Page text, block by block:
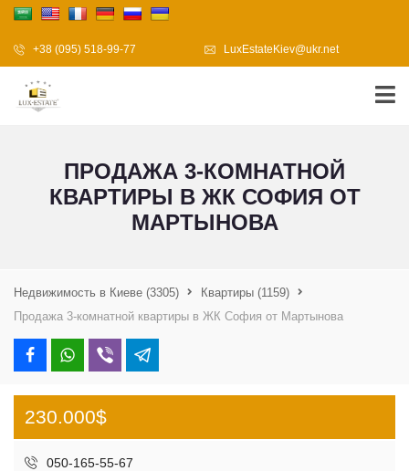
+38 (095) 518-99-77 LuxEstateKiev@ukr.net
ПРОДАЖА 3-КОМНАТНОЙ
КВАРТИРЫ В ЖК СОФИЯ ОТ
МАРТЫНОВА
Недвижимость в Киеве (3305) Квартиры (1159)
Продажа 3-комнатной квартиры в ЖК София от Мартынова
230.000$
050-165-55-67